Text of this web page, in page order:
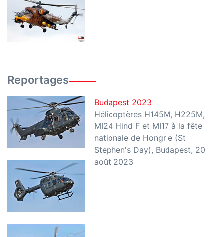
Reportages
Budapest 2023
Hélicoptères H145M, H225M,
MI24 Hind F et MI17 à la fête
nationale de Hongrie (St
Stephen's Day), Budapest, 20
août 2023